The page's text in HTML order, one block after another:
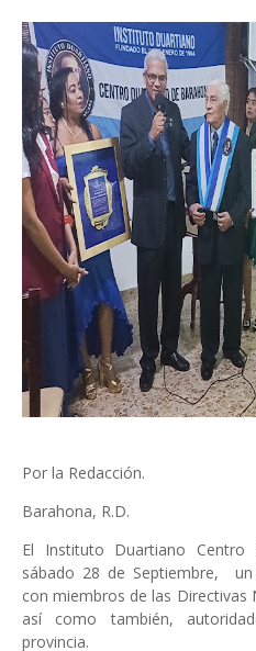
Por la Redacción.
Barahona, R.D.
El Instituto Duartiano Centro
sábado 28 de Septiembre,
con miembros de las Directivas
así como también,
provincia.